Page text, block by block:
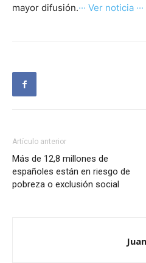
mayor difusión.··· Ver noticia ···
Artículo anterior
Más de 12,8 millones de
españoles están en riesgo de
pobreza o exclusión social
Juan